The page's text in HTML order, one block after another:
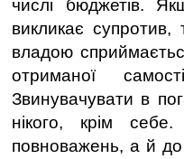
числі бюджетів.
викликає
владою
отриманої
Звинувачувати в
нікого, крім
повноважень, а й до